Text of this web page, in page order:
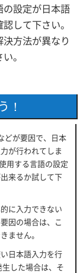
の設定が日本語
して下さい。
方法が異なり
。
！
どが要因で、日本
が行われてしま
用する言語の設定
来るか試して下
に入力できない
因の場合は、こ
ません。
日本語入力を行
した場合は、そ